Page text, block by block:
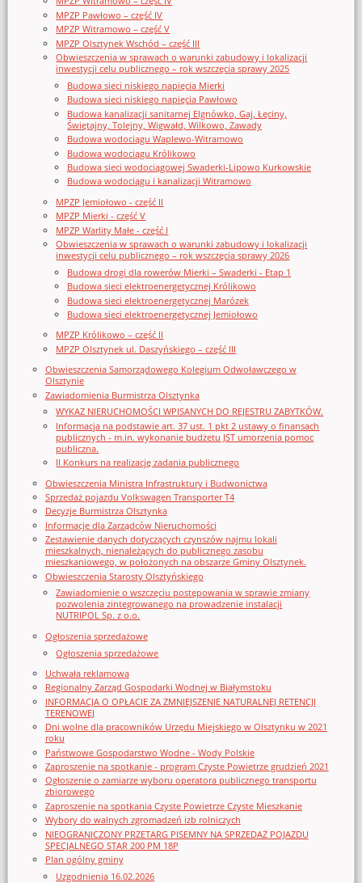
MPZP Pawłowo – część IV
MPZP Witramowo – część V
MPZP Olsztynek Wschód – część III
Obwieszczenia w sprawach o warunki zabudowy i lokalizacji
inwestycji celu publicznego – rok wszczęcia sprawy 2025
Budowa sieci niskiego napięcia Mierki
Budowa sieci niskiego napięcia Pawłowo
Budowa kanalizacji sanitarnej Elgnówko, Gaj, Łęciny,
Świętajny, Tolejny, Wigwałd, Wilkowo, Zawady
Budowa wodociągu Waplewo-Witramowo
Budowa wodociągu Królikowo
Budowa sieci wodociągowej Swaderki-Lipowo Kurkowskie
Budowa wodociągu i kanalizacji Witramowo
MPZP Jemiołowo - część II
MPZP Mierki - część V
MPZP Warlity Małe - część I
Obwieszczenia w sprawach o warunki zabudowy i lokalizacji
inwestycji celu publicznego – rok wszczęcia sprawy 2026
Budowa drogi dla rowerów Mierki – Swaderki - Etap 1
Budowa sieci elektroenergetycznej Królikowo
Budowa sieci elektroenergetycznej Marózek
Budowa sieci elektroenergetycznej Jemiołowo
MPZP Królikowo – część II
MPZP Olsztynek ul. Daszyńskiego – część III
Obwieszczenia Samorządowego Kolegium Odwoławczego w
Olsztynie
Zawiadomienia Burmistrza Olsztynka
WYKAZ NIERUCHOMOŚCI WPISANYCH DO REJESTRU ZABYTKÓW.
Informacja na podstawie art. 37 ust. 1 pkt 2 ustawy o finansach
publicznych - m.in. wykonanie budżetu JST umorzenia pomoc
publiczna.
II Konkurs na realizację zadania publicznego
Obwieszczenia Ministra Infrastruktury i Budwonictwa
Sprzedaż pojazdu Volkswagen Transporter T4
Decyzje Burmistrza Olsztynka
Informacje dla Zarządców Nieruchomości
Zestawienie danych dotyczących czynszów najmu lokali
mieszkalnych, nienależących do publicznego zasobu
mieszkaniowego, w położonych na obszarze Gminy Olsztynek.
Obwieszczenia Starosty Olsztyńskiego
Zawiadomienie o wszczęciu postępowania w sprawie zmiany
pozwolenia zintegrowanego na prowadzenie instalacji
NUTRIPOL Sp. z o.o.
Ogłoszenia sprzedażowe
Ogłoszenia sprzedażowe
Uchwała reklamowa
Regionalny Zarząd Gospodarki Wodnej w Białymstoku
INFORMACJA O OPŁACIE ZA ZMNIEJSZENIE NATURALNEJ RETENCJI
TERENOWEJ
Dni wolne dla pracowników Urzędu Miejskiego w Olsztynku w 2021
roku
Państwowe Gospodarstwo Wodne - Wody Polskie
Zaproszenie na spotkanie - program Czyste Powietrze grudzień 2021
Ogłoszenie o zamiarze wyboru operatora publicznego transportu
zbiorowego
Zaproszenie na spotkania Czyste Powietrze Czyste Mieszkanie
Wybory do walnych zgromadzeń izb rolniczych
NIEOGRANICZONY PRZETARG PISEMNY NA SPRZEDAŻ POJAZDU
SPECJALNEGO STAR 200 PM 18P
Plan ogólny gminy
Uzgodnienia 16.02.2026